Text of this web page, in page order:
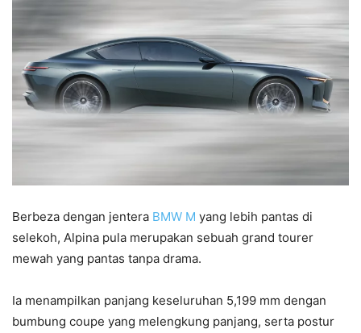
Berbeza dengan jentera BMW M yang lebih pantas di
selekoh, Alpina pula merupakan sebuah grand tourer
mewah yang pantas tanpa drama.
Ia menampilkan panjang keseluruhan 5,199 mm dengan
bumbung coupe yang melengkung panjang, serta postur